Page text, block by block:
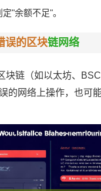
"余额不足"。
误的区块链网络
块链（如以太坊、
的网络上操作，也可